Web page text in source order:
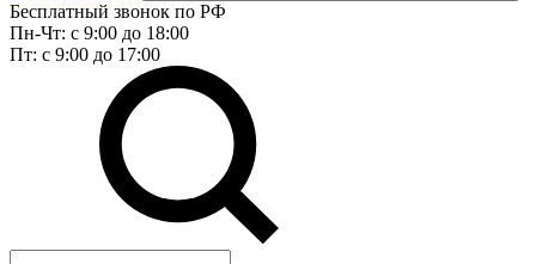
Бесплатный звонок по РФ
Пн-Чт: с 9:00 до 18:00
Пт: с 9:00 до 17:00